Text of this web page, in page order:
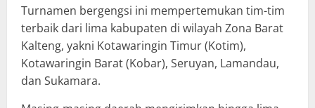
Turnamen bergengsi ini mempertemukan tim-tim
terbaik dari lima kabupaten di wilayah Zona Barat
Kalteng, yakni Kotawaringin Timur (Kotim),
Kotawaringin Barat (Kobar), Seruyan, Lamandau,
dan Sukamara.